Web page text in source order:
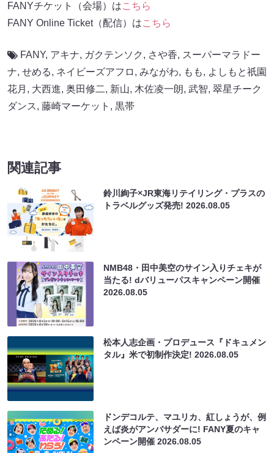
FANYチケット（会場）はこちら
FANY Online Ticket（配信）はこちら
FANY, アキナ, ガクテンソク , さや香, スーパーマラドー
ナ, せめる, ネイビーズアフロ , みながわ, もも, よしもと祇園
花月 , 大西進, 奥田修二, 新山, 木佐凌一朗, 武智, 翠星チーク
ダンス, 藤崎マーケット , 黒帯
関連記事
鈴川絢子×JR東海リテイリング・プラスの
トラベルグッズ発売!2026.08.05
NMB48・田中美空のサイン入りチェキが
当たる! dバリューパスキャンペーン開催
2026.08.05
松本人志企画・プロデュース『ドキュメン
タル』米で初制作決定!2026.08.05
ドンデコルテ、マユリカ、紅しょうが、例
えば炎がアンバサダーに! FANY夏のキャ
ンペーン開催2026.08.05